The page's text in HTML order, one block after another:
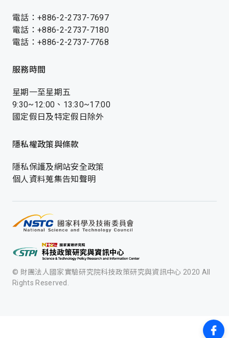
電話：+886-2-2737-7697
電話：+886-2-2737-7180
電話：+886-2-2737-7768
服務時間
星期一至星期五
9:30~12:00、13:30~17:00
國定假日及特定假日除外
隱私權政策與條款
隱私保護及網站安全政策
個人資料蒐集告知聲明
© 財團法人國家實驗研究院科技政策研究與資訊中心 2020 All
Rights Reserved.